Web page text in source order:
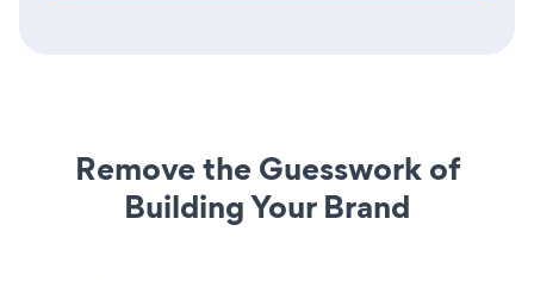
Remove the Guesswork of
Building Your Brand